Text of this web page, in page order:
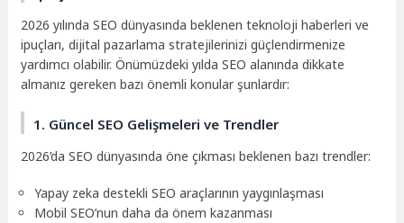
2026 yılında SEO dünyasında beklenen teknoloji haberleri ve
ipuçları, dijital pazarlama stratejilerinizi güçlendirmenize
yardımcı olabilir. Önümüzdeki yılda SEO alanında dikkate
almanız gereken bazı önemli konular şunlardır:
1. Güncel SEO Gelişmeleri ve Trendler
2026’da SEO dünyasında öne çıkması beklenen bazı trendler:
Yapay zeka destekli SEO araçlarının yaygınlaşması
Mobil SEO’nun daha da önem kazanması